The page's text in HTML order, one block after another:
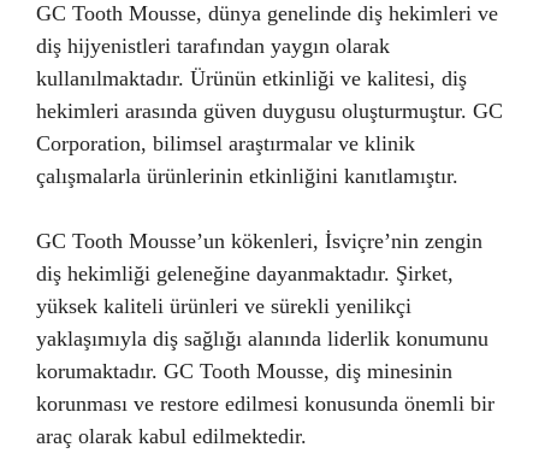
GC Tooth Mousse, dünya genelinde diş hekimleri ve
diş hijyenistleri tarafından yaygın olarak
kullanılmaktadır. Ürünün etkinliği ve kalitesi, diş
hekimleri arasında güven duygusu oluşturmuştur. GC
Corporation, bilimsel araştırmalar ve klinik
çalışmalarla ürünlerinin etkinliğini kanıtlamıştır.
GC Tooth Mousse’un kökenleri, İsviçre’nin zengin
diş hekimliği geleneğine dayanmaktadır. Şirket,
yüksek kaliteli ürünleri ve sürekli yenilikçi
yaklaşımıyla diş sağlığı alanında liderlik konumunu
korumaktadır. GC Tooth Mousse, diş minesinin
korunması ve restore edilmesi konusunda önemli bir
araç olarak kabul edilmektedir.